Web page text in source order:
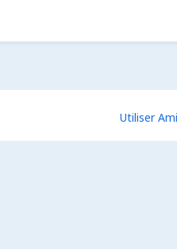
Utiliser